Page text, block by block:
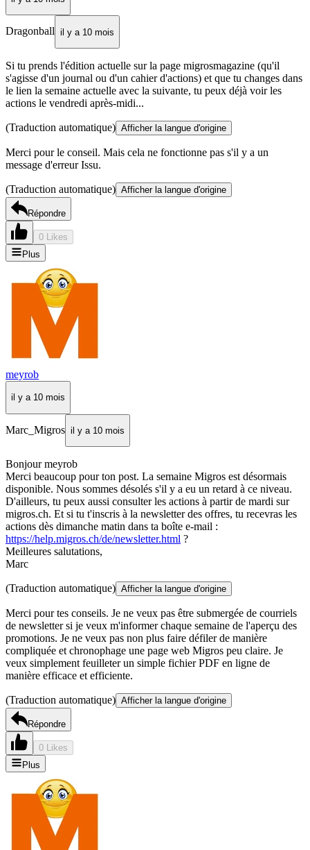
Dragonball il y a 10 mois
Si tu prends l'édition actuelle sur la page migrosmagazine (qu'il
s'agisse d'un journal ou d'un cahier d'actions) et que tu changes dans
le lien la semaine actuelle avec la suivante, tu peux déjà voir les
actions le vendredi après-midi...
(Traduction automatique) Afficher la langue d'origine
Merci pour le conseil. Mais cela ne fonctionne pas s'il y a un
message d'erreur Issu.
(Traduction automatique) Afficher la langue d'origine
Répondre
0 Likes
Plus
meyrob
il y a 10 mois
Marc_Migros il y a 10 mois
Bonjour meyrob
Merci beaucoup pour ton post. La semaine Migros est désormais
disponible. Nous sommes désolés s'il y a eu un retard à ce niveau.
D'ailleurs, tu peux aussi consulter les actions à partir de mardi sur
migros.ch. Et si tu t'inscris à la newsletter des offres, tu recevras les
actions dès dimanche matin dans ta boîte e-mail :
https://help.migros.ch/de/newsletter.html ?
Meilleures salutations,
Marc
(Traduction automatique) Afficher la langue d'origine
Merci pour tes conseils. Je ne veux pas être submergée de courriels
de newsletter si je veux m'informer chaque semaine de l'aperçu des
promotions. Je ne veux pas non plus faire défiler de manière
compliquée et chronophage une page web Migros peu claire. Je
veux simplement feuilleter un simple fichier PDF en ligne de
manière efficace et efficiente.
(Traduction automatique) Afficher la langue d'origine
Répondre
0 Likes
Plus